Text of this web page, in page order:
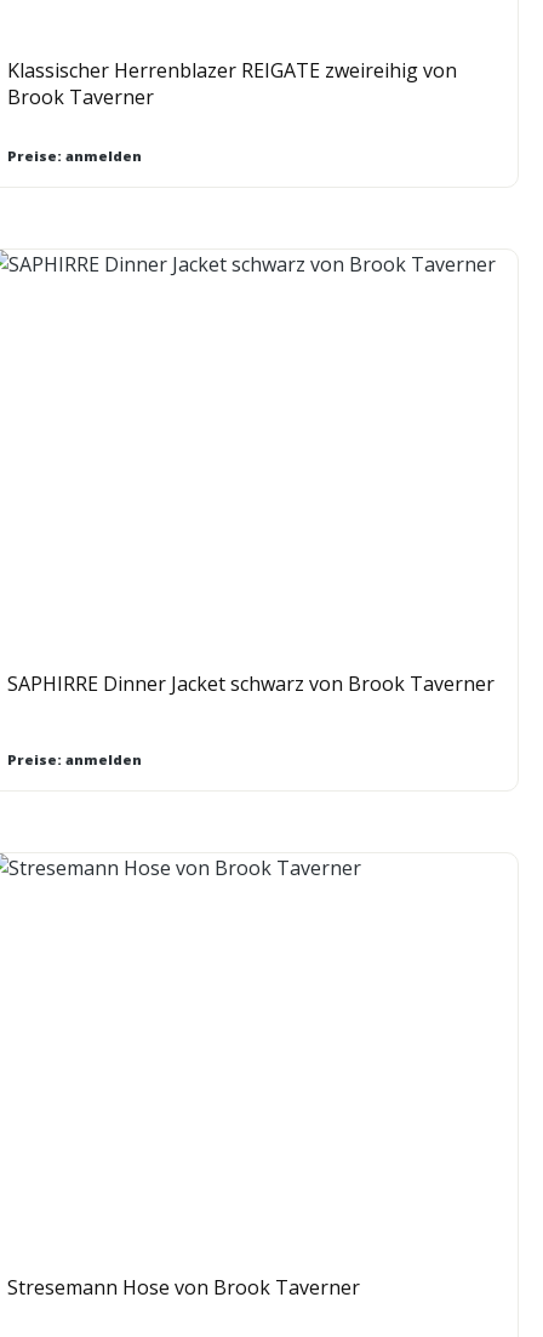
Klassischer Herrenblazer REIGATE zweireihig von
Brook Taverner
Preise: anmelden
SAPHIRRE Dinner Jacket schwarz von Brook Taverner
Preise: anmelden
Stresemann Hose von Brook Taverner